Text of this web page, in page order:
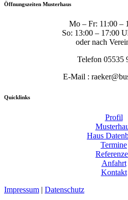
Öffnungszeiten Musterhaus
Mo – Fr: 11:00 –
So: 13:00 – 17:00
oder nach
Telefon 05535
E-Mail :
Quicklinks
Profil
Haus
Termine
Anfahrt
Kontakt
Impressum | Datenschutz